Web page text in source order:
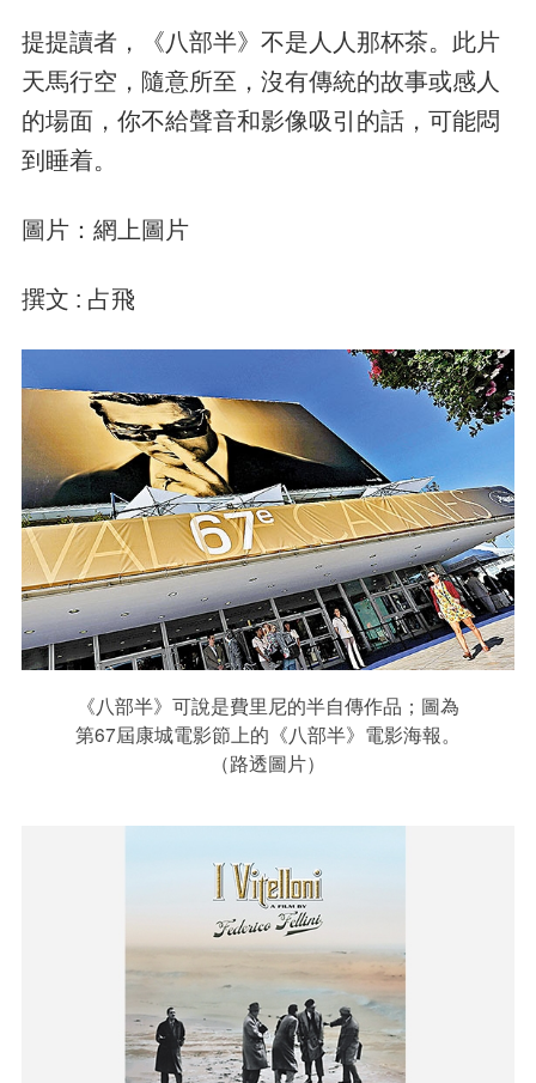
提提讀者，《八部半》不是人人那杯茶。此片
天馬行空，隨意所至，沒有傳統的故事或感人
的場面，你不給聲音和影像吸引的話，可能悶
到睡着。
圖片：網上圖片
撰文 : 占飛
《八部半》可說是費里尼的半自傳作品；圖為
第67屆康城電影節上的《八部半》電影海報。
（路透圖片）